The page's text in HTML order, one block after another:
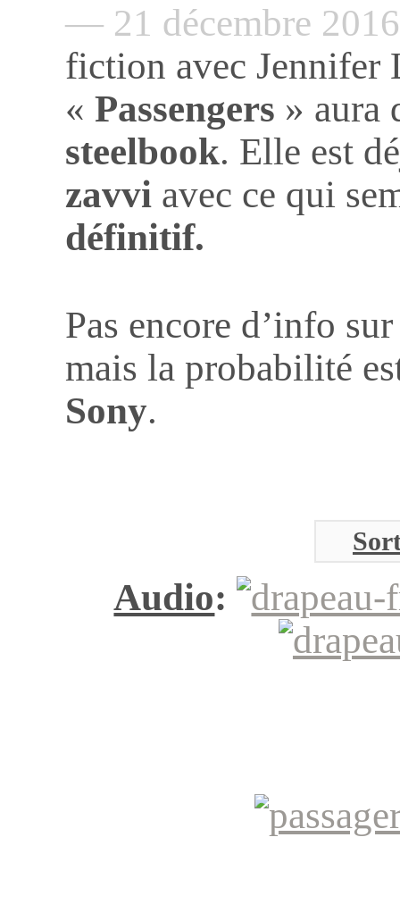
— 21 décembre
fiction avec Jennifer
«Passengers » aura
steelbook. Elle est
zavvi avec ce qui
définitif.
Pas encore d’info
mais la probabilité
Sony.
Audio: